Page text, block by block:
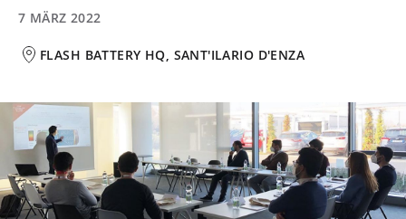
7 MÄRZ 2022
FLASH BATTERY HQ, SANT'ILARIO D'ENZA